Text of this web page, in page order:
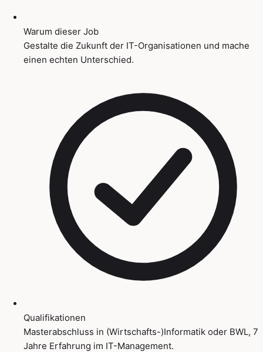
Warum dieser Job
Gestalte die Zukunft der IT-Organisationen und mache
einen echten Unterschied.
Qualifikationen
Masterabschluss in (Wirtschafts-)Informatik oder BWL, 7
Jahre Erfahrung im IT-Management.